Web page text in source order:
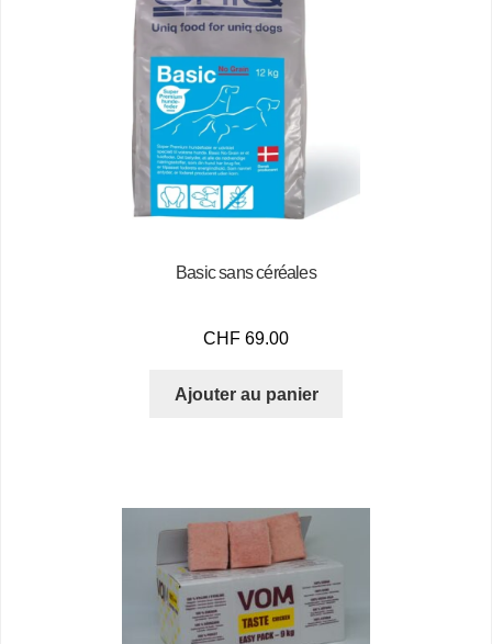
Basic sans céréales
CHF 69.00
Ajouter au panier